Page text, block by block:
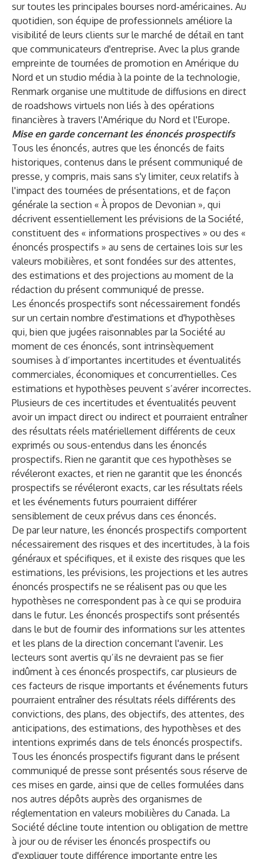
sur toutes les principales bourses nord-américaines. Au
quotidien, son équipe de professionnels améliore la
visibilité de leurs clients sur le marché de détail en tant
que communicateurs d'entreprise. Avec la plus grande
empreinte de tournées de promotion en Amérique du
Nord et un studio média à la pointe de la technologie,
Renmark organise une multitude de diffusions en direct
de roadshows virtuels non liés à des opérations
financières à travers l'Amérique du Nord et l'Europe.
Mise en garde concernant les énoncés prospectifs
Tous les énoncés, autres que les énoncés de faits
historiques, contenus dans le présent communiqué de
presse, y compris, mais sans s'y limiter, ceux relatifs à
l'impact des tournées de présentations, et de façon
générale la section « À propos de Devonian », qui
décrivent essentiellement les prévisions de la Société,
constituent des « informations prospectives » ou des «
énoncés prospectifs » au sens de certaines lois sur les
valeurs mobilières, et sont fondées sur des attentes,
des estimations et des projections au moment de la
rédaction du présent communiqué de presse.
Les énoncés prospectifs sont nécessairement fondés
sur un certain nombre d'estimations et d'hypothèses
qui, bien que jugées raisonnables par la Société au
moment de ces énoncés, sont intrinsèquement
soumises à d’importantes incertitudes et éventualités
commerciales, économiques et concurrentielles. Ces
estimations et hypothèses peuvent s’avérer incorrectes.
Plusieurs de ces incertitudes et éventualités peuvent
avoir un impact direct ou indirect et pourraient entraîner
des résultats réels matériellement différents de ceux
exprimés ou sous-entendus dans les énoncés
prospectifs. Rien ne garantit que ces hypothèses se
révéleront exactes, et rien ne garantit que les énoncés
prospectifs se révéleront exacts, car les résultats réels
et les événements futurs pourraient différer
sensiblement de ceux prévus dans ces énoncés.
De par leur nature, les énoncés prospectifs comportent
nécessairement des risques et des incertitudes, à la fois
généraux et spécifiques, et il existe des risques que les
estimations, les prévisions, les projections et les autres
énoncés prospectifs ne se réalisent pas ou que les
hypothèses ne correspondent pas à ce qui se produira
dans le futur. Les énoncés prospectifs sont présentés
dans le but de fournir des informations sur les attentes
et les plans de la direction concernant l'avenir. Les
lecteurs sont avertis qu’ils ne devraient pas se fier
indûment à ces énoncés prospectifs, car plusieurs de
ces facteurs de risque importants et événements futurs
pourraient entraîner des résultats réels différents des
convictions, des plans, des objectifs, des attentes, des
anticipations, des estimations, des hypothèses et des
intentions exprimés dans de tels énoncés prospectifs.
Tous les énoncés prospectifs figurant dans le présent
communiqué de presse sont présentés sous réserve de
ces mises en garde, ainsi que de celles formulées dans
nos autres dépôts auprès des organismes de
réglementation en valeurs mobilières du Canada. La
Société décline toute intention ou obligation de mettre
à jour ou de réviser les énoncés prospectifs ou
d'expliquer toute différence importante entre les